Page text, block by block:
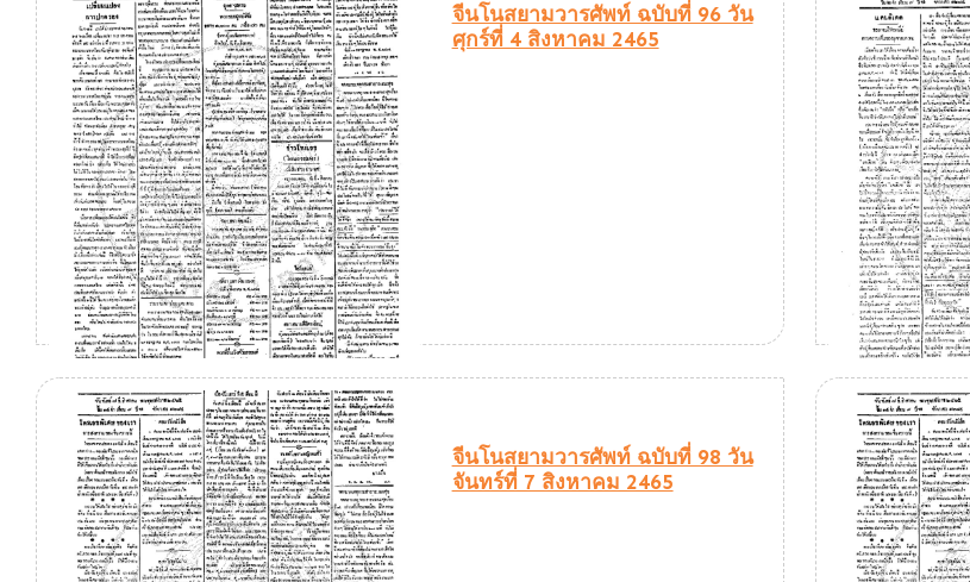
จีนโนสยามวารศัพท์ ฉบับที่ 96 วัน
ศุกร์ที่ 4 สิงหาคม 2465
จีนโนสยามวารศัพท์ ฉบับที่ 98 วัน
จันทร์ที่ 7 สิงหาคม 2465